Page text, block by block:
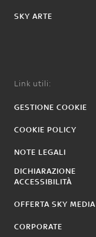
SKY ARTE
Link utili:
GESTIONE COOKIE
COOKIE POLICY
NOTE LEGALI
DICHIARAZIONE
ACCESSIBILITÀ
OFFERTA SKY MEDIA
CORPORATE